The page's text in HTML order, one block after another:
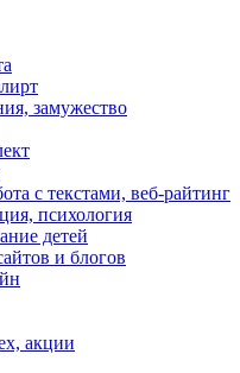
замужество
с текстами, веб-райтинг
психология
детей
и блогов
акции